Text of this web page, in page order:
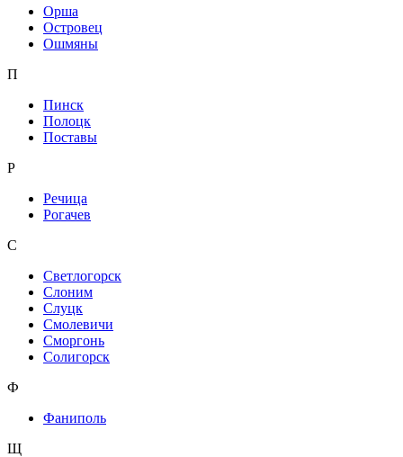
Орша
Островец
Ошмяны
П
Пинск
Полоцк
Поставы
Р
Речица
Рогачев
С
Светлогорск
Слоним
Слуцк
Смолевичи
Сморгонь
Солигорск
Ф
Фаниполь
Щ